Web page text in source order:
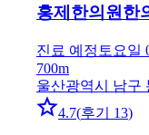
홍제한의원한
진료 예정 토요일
700m
울산광역시 남구
4.7(후기 13)